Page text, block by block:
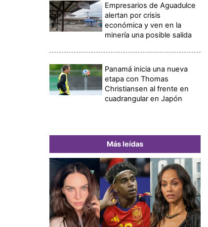
Empresarios de Aguadulce
alertan por crisis
económica y ven en la
minería una posible salida
Panamá inicia una nueva
etapa con Thomas
Christiansen al frente en
cuadrangular en Japón
Más leídas